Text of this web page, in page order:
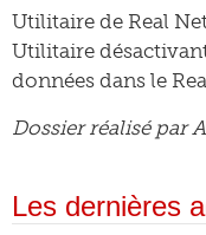
Utilitaire de Real
Utilitaire
données dans le
Dossier réalisé par
Les dernières